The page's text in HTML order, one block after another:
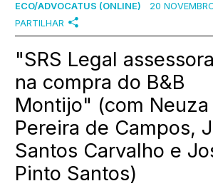
ECO/ADVOCATUS (ONLINE)
20
PARTILHAR
"SRS Legal
na compra do B&B
Montijo" (com Neuza
Pereira de Campos,
Santos Carvalho e
Pinto Santos)